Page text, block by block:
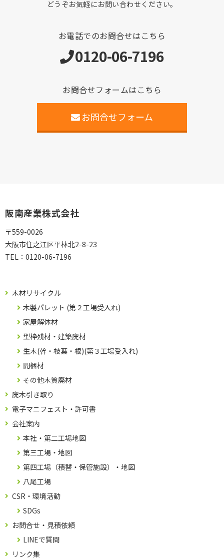
どうぞお気軽にお問い合わせください。
お電話でのお問合せはこちら
0120-06-7196
お問合せフォームはこちら
お問合せフォーム
阪南産業株式会社
〒559-0026
大阪市住之江区平林北2-8-23
TEL： 0120-06-7196
木材リサイクル
木製パレット (第２工場受入れ)
家屋解体材
型枠残材・建築廃材
生木(幹・枝葉・根)(第３工場受入れ)
開梱材
その他木質廃材
廃木引き取り
電子マニフェスト・許可書
会社案内
本社・第二工場地図
第三工場・地図
第四工場（積替・保管施設）・地図
八尾工場
CSR・環境活動
SDGs
お問合せ・見積依頼
LINEで質問
リンク集